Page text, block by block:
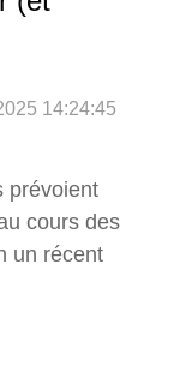
14:24:45
prévoient
cours des
un récent